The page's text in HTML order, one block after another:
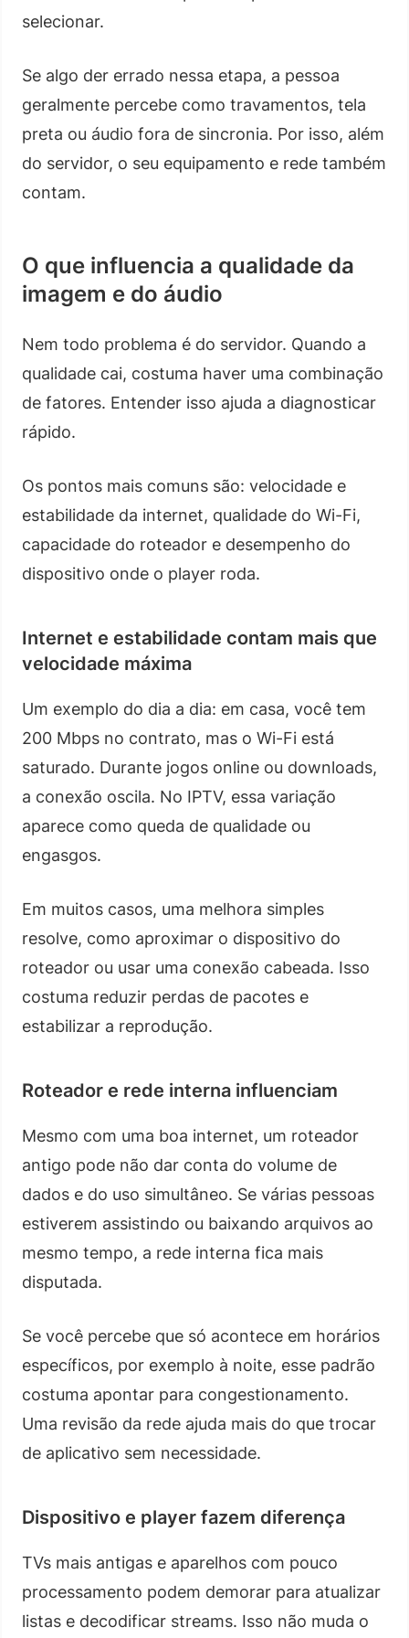
selecionar.
Se algo der errado nessa etapa, a pessoa
geralmente percebe como travamentos, tela
preta ou áudio fora de sincronia. Por isso, além
do servidor, o seu equipamento e rede também
contam.
O que influencia a qualidade da
imagem e do áudio
Nem todo problema é do servidor. Quando a
qualidade cai, costuma haver uma combinação
de fatores. Entender isso ajuda a diagnosticar
rápido.
Os pontos mais comuns são: velocidade e
estabilidade da internet, qualidade do Wi-Fi,
capacidade do roteador e desempenho do
dispositivo onde o player roda.
Internet e estabilidade contam mais que
velocidade máxima
Um exemplo do dia a dia: em casa, você tem
200 Mbps no contrato, mas o Wi-Fi está
saturado. Durante jogos online ou downloads,
a conexão oscila. No IPTV, essa variação
aparece como queda de qualidade ou
engasgos.
Em muitos casos, uma melhora simples
resolve, como aproximar o dispositivo do
roteador ou usar uma conexão cabeada. Isso
costuma reduzir perdas de pacotes e
estabilizar a reprodução.
Roteador e rede interna influenciam
Mesmo com uma boa internet, um roteador
antigo pode não dar conta do volume de
dados e do uso simultâneo. Se várias pessoas
estiverem assistindo ou baixando arquivos ao
mesmo tempo, a rede interna fica mais
disputada.
Se você percebe que só acontece em horários
específicos, por exemplo à noite, esse padrão
costuma apontar para congestionamento.
Uma revisão da rede ajuda mais do que trocar
de aplicativo sem necessidade.
Dispositivo e player fazem diferença
TVs mais antigas e aparelhos com pouco
processamento podem demorar para atualizar
listas e decodificar streams. Isso não muda o